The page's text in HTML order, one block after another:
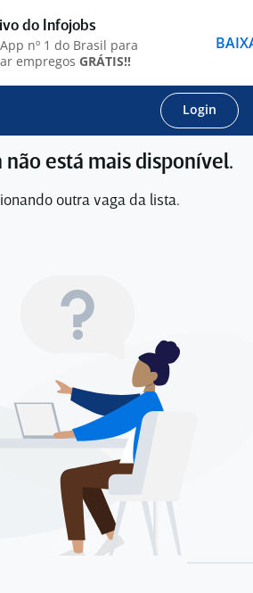
Login
não está mais disponível.
outra vaga da lista.
do Infojobs
nº 1 do Brasil para
empregos GRÁTIS!!